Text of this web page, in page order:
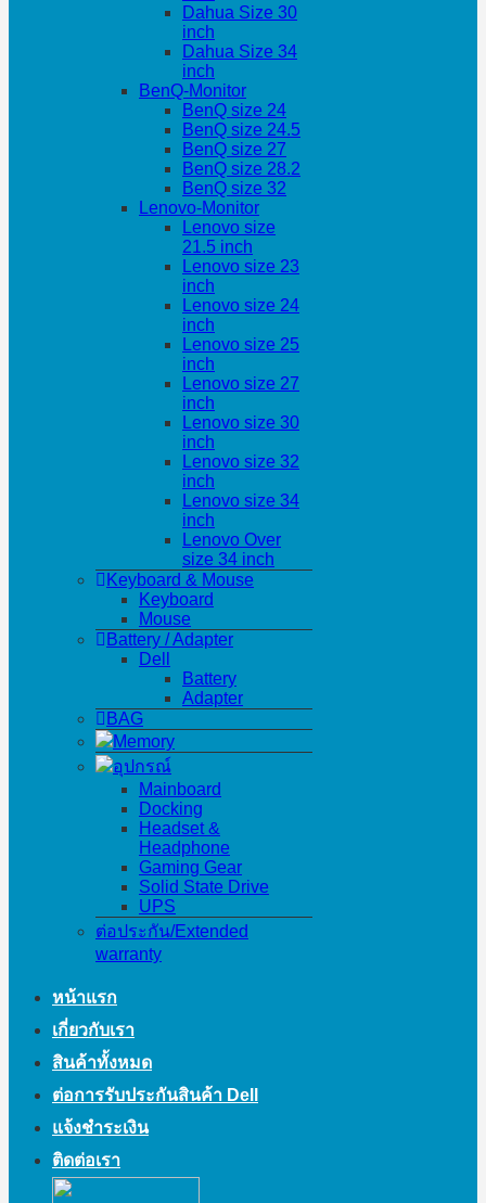
Dahua Size 30
inch
Dahua Size 34
inch
BenQ-Monitor
BenQ size 24
BenQ size 24.5
BenQ size 27
BenQ size 28.2
BenQ size 32
Lenovo-Monitor
Lenovo size
21.5 inch
Lenovo size 23
inch
Lenovo size 24
inch
Lenovo size 25
inch
Lenovo size 27
inch
Lenovo size 30
inch
Lenovo size 32
inch
Lenovo size 34
inch
Lenovo Over
size 34 inch
Keyboard & Mouse
Keyboard
Mouse
Battery / Adapter
Dell
Battery
Adapter
BAG
Memory
อุปกรณ์
Mainboard
Docking
Headset &
Headphone
Gaming Gear
Solid State Drive
UPS
ต่อประกัน/Extended
warranty
หน้าแรก
เกี่ยวกับเรา
สินค้าทั้งหมด
ต่อการรับประกันสินค้า Dell
แจ้งชำระเงิน
ติดต่อเรา